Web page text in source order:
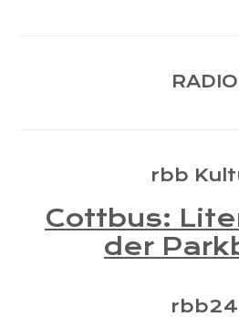
RADIO
rbb
Cottbus:
der
rbb24